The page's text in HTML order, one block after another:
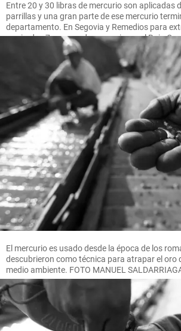
Entre 20 y 30 libras de mercurio son aplicadas
parrillas y una gran parte de ese mercurio
departamento. En Segovia y Remedios para
se pierden 7 gramos de mercurio, en el Bajo
FOTO MANUEL SALDARRIAGA
El mercurio es usado desde la época de los
descubrieron como técnica para atrapar el oro
medio ambiente. FOTO MANUEL